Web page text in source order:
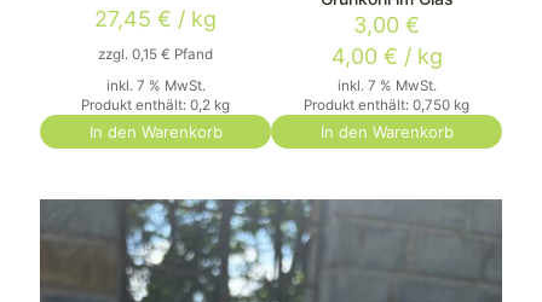
27,45 € / kg
zzgl. 0,15 € Pfand
inkl. 7 % MwSt.
Produkt enthält: 0,2 kg
In den Warenkorb
3,00 €
4,00 € / kg
inkl. 7 % MwSt.
Produkt enthält: 0,750 kg
In den Warenkorb